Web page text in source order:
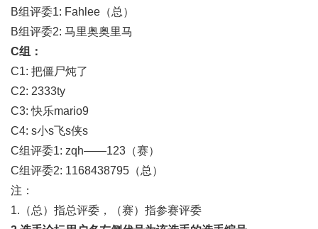
B组评委1: Fahlee（总）
B组评委2: 马里奥奥里马
C组：
C1: 把僵尸炖了
C2: 2333ty
C3:快乐mario9
C4: s小s飞s侠s
C组评委1: zqh——123（赛）
C组评委2: 1168438795（总）
注：
1. （总）指总评委，（赛）指参赛评委